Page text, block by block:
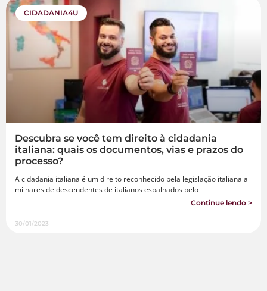
CIDADANIA4U
Descubra se você tem direito à cidadania
italiana: quais os documentos, vias e prazos do
processo?
A cidadania italiana é um direito reconhecido pela legislação italiana a
milhares de descendentes de italianos espalhados pelo
Continue lendo >
30/01/2023